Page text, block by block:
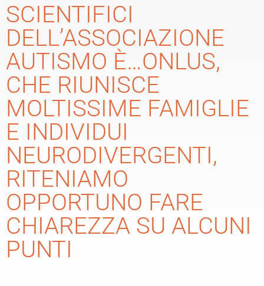
SCIENTIFICI
DELL’ASSOCIAZIONE
AUTISMO È…ONLUS,
CHE RIUNISCE
MOLTISSIME FAMIGLIE
E INDIVIDUI
NEURODIVERGENTI,
RITENIAMO
OPPORTUNO FARE
CHIAREZZA SU ALCUNI
PUNTI